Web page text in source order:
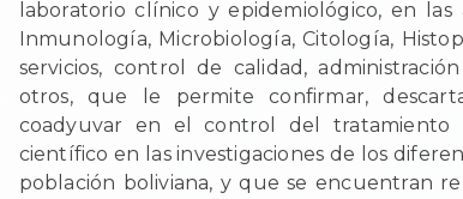
laboratorio clínico y epidemiológico, en las
Inmunología, Microbiología, Citología,
servicios, control de calidad,
otros, que le permite confirmar,
coadyuvar en el control del tratamiento
científico en las investigaciones de los
población boliviana, y que se encuentran